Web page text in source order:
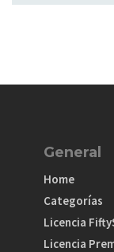
General
Home
Categorías
Licencia
Licencia